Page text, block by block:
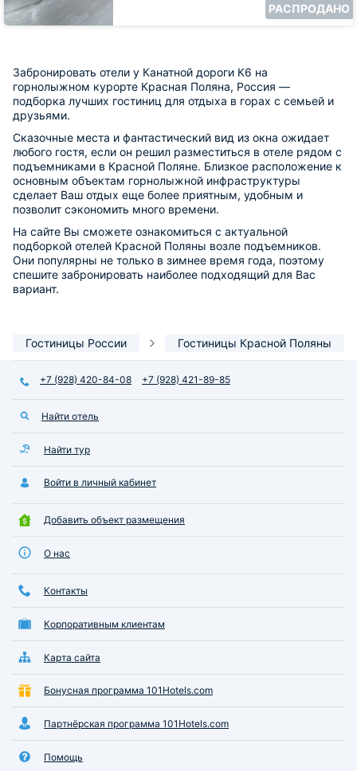
РАСПРОДАНО
Забронировать отели у Канатной дороги К6 на
горнолыжном курорте Красная Поляна, Россия —
подборка лучших гостиниц для отдыха в горах с семьей и
друзьями.
Сказочные места и фантастический вид из окна ожидает
любого гостя, если он решил разместиться в отеле рядом с
подъемниками в Красной Поляне. Близкое расположение к
основным объектам горнолыжной инфраструктуры
сделает Ваш отдых еще более приятным, удобным и
позволит сэкономить много времени.
На сайте Вы сможете ознакомиться с актуальной
подборкой отелей Красной Поляны возле подъемников.
Они популярны не только в зимнее время года, поэтому
спешите забронировать наиболее подходящий для Вас
вариант.
Гостиницы России Гостиницы Красной Поляны
+7 (928) 420-84-08 +7 (928) 421-89-85
Найти отель
Найти тур
Войти в личный кабинет
Добавить объект размещения
О нас
Контакты
Корпоративным клиентам
Карта сайта
Бонусная программа 101Hotels.com
Партнёрская программа 101Hotels.com
Помощь